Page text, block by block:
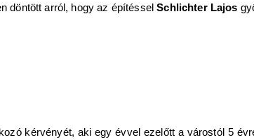
döntött arról, hogy az építésselSchlichter Lajos
kérvényét, aki egy évvel ezelőtt a várostól 5